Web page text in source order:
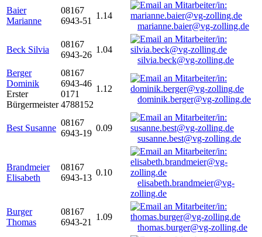
Baier
Marianne
08167
6943-51
1.14
marianne.baier@vg-zolling.de
Beck Silvia
08167
6943-26
1.04
silvia.beck@vg-zolling.de
Berger
Dominik
Erster
Bürgermeister
08167
6943-46
0171
4788152
1.12
dominik.berger@vg-zolling.de
Best Susanne
08167
6943-19
0.09
susanne.best@vg-zolling.de
Brandmeier
Elisabeth
08167
6943-13
0.10
elisabeth.brandmeier@vg-
zolling.de
Burger
Thomas
08167
6943-21
1.09
thomas.burger@vg-zolling.de